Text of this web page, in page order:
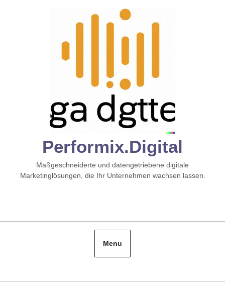
Performix.digital
Maßgeschneiderte und datengetriebene digitale
Marketinglösungen, die Ihr Unternehmen wachsen lassen.
Menu